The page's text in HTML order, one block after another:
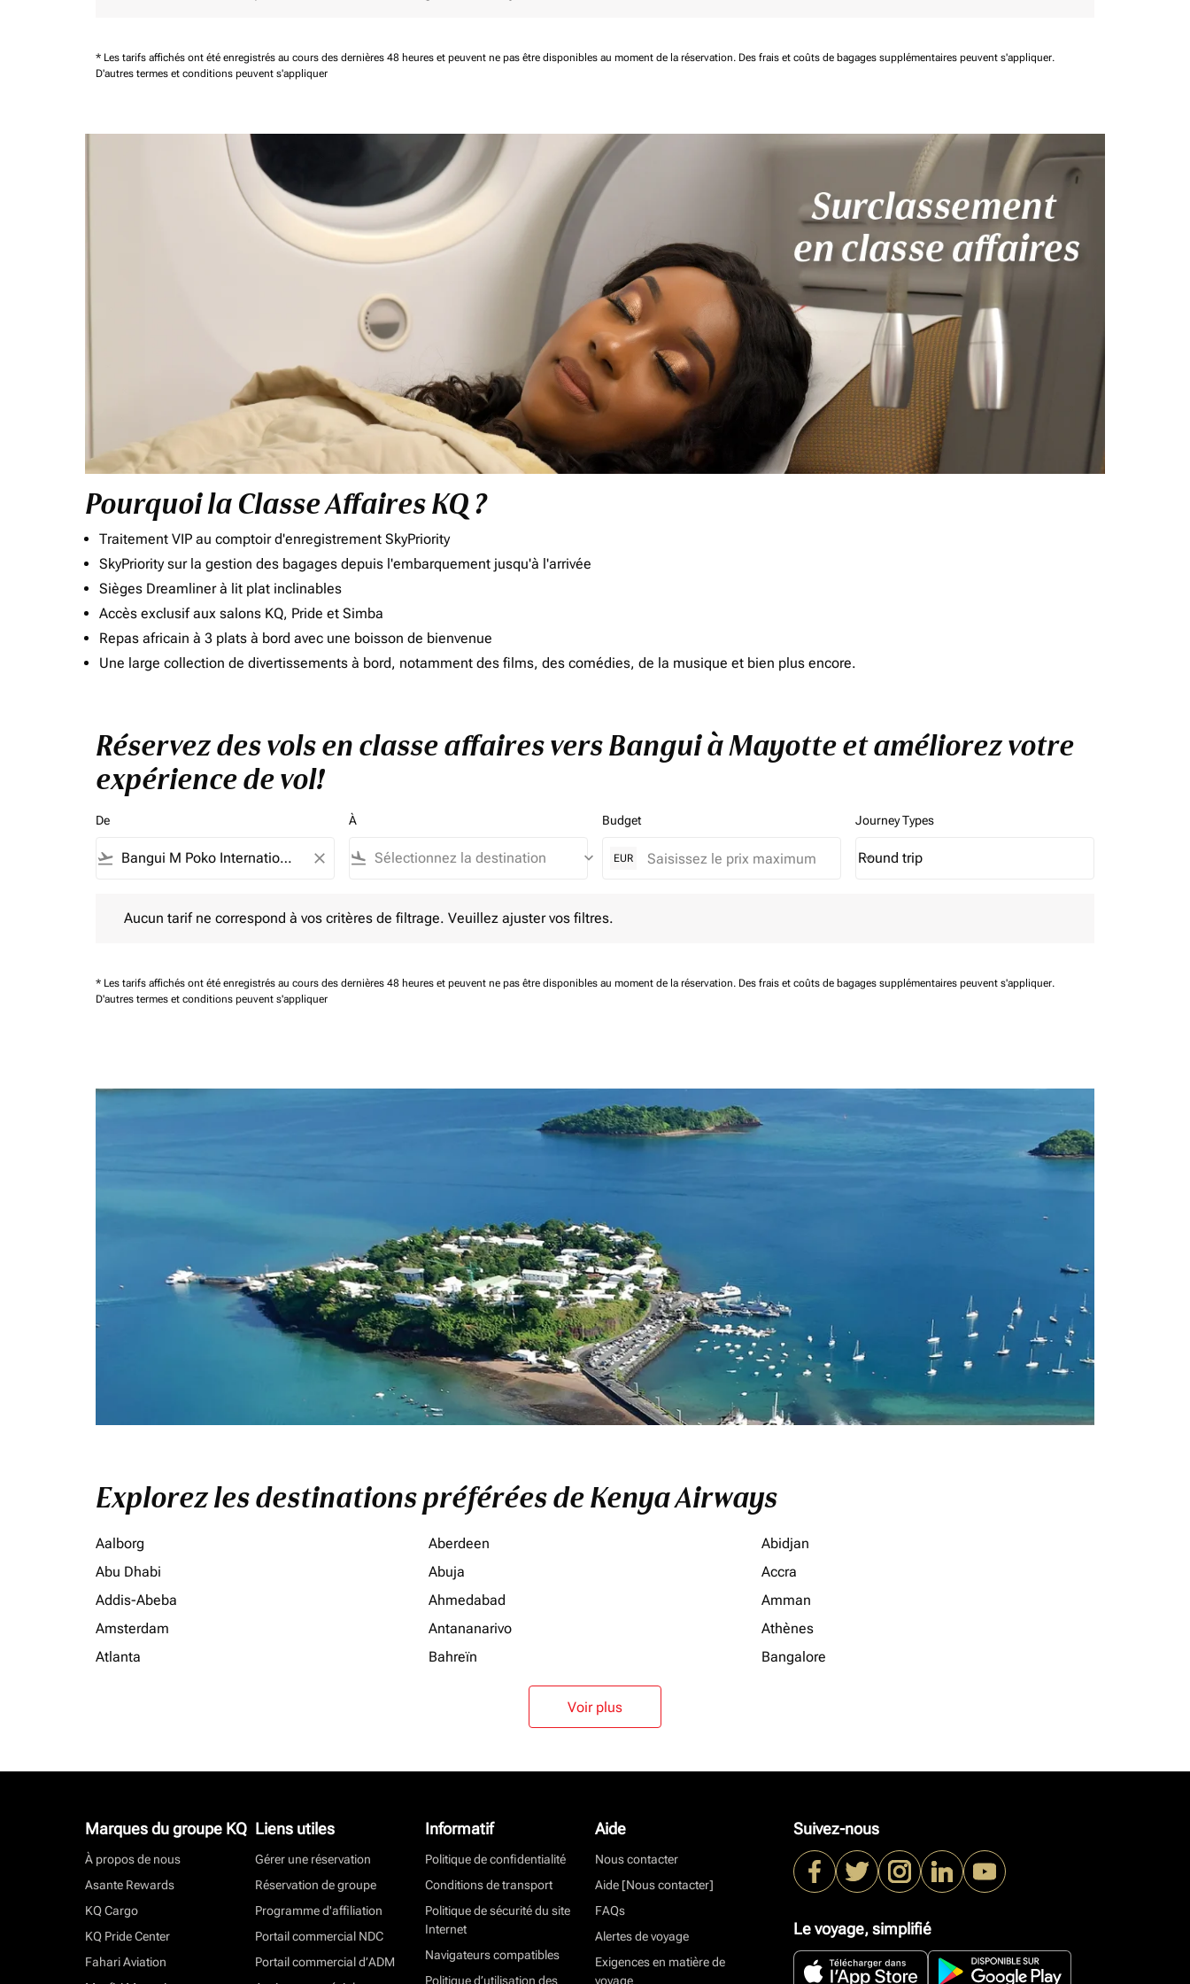
* Les tarifs affichés ont été enregistrés au cours des dernières 48 heures et peuvent ne pas être disponibles au moment de la réservation. Des frais et coûts de bagages supplémentaires peuvent s'appliquer.
D'autres termes et conditions peuvent s'appliquer
Pourquoi la Classe Affaires KQ ?
Traitement VIP au comptoir d'enregistrement SkyPriority
SkyPriority sur la gestion des bagages depuis l'embarquement jusqu'à l'arrivée
Sièges Dreamliner à lit plat inclinables
Accès exclusif aux salons KQ, Pride et Simba
Repas africain à 3 plats à bord avec une boisson de bienvenue
Une large collection de divertissements à bord, notamment des films, des comédies, de la musique et bien plus encore.
Réservez des vols en classe affaires vers Bangui à Mayotte et améliorez votre
expérience de vol!
De
flight_takeoff close
À
flight_land keyboard_arrow_down
Budget
EUR
Journey Types
Journey Types option Round trip Selected
Round trip
keyboard_arrow_down
Aucun tarif ne correspond à vos critères de filtrage. Veuillez ajuster vos filtres.
* Les tarifs affichés ont été enregistrés au cours des dernières 48 heures et peuvent ne pas être disponibles au moment de la réservation. Des frais et coûts de bagages supplémentaires peuvent s'appliquer.
D'autres termes et conditions peuvent s'appliquer
Explorez les destinations préférées de Kenya Airways
Aalborg Aberdeen
Abidjan
Abu Dhabi
Abuja
Accra
Addis-Abeba
Ahmedabad
Amman
Amsterdam
Antananarivo
Athènes
Atlanta
Bahreïn Bangalore
Voir plus
Marques du groupe KQ
À propos de nous
Asante Rewards
KQ Cargo
KQ Pride Center
Fahari Aviation
Liens utiles
Gérer une réservation
Réservation de groupe
Programme d'affiliation
Portail commercial NDC
Portail commercial d’ADM
Informatif
Politique de confidentialité
Conditions de transport
Politique de sécurité du site
Internet
Navigateurs compatibles
Politique d’utilisation des
Aide
Nous contacter
Aide [Nous contacter]
FAQs
Alertes de voyage
Exigences en matière de
voyage
Suivez-nous
Le voyage, simplifié